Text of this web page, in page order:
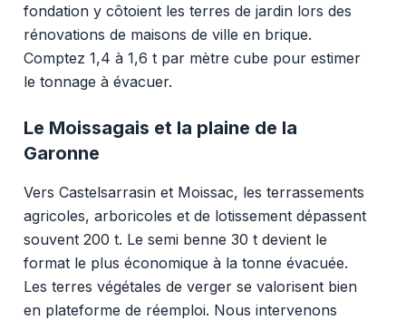
fondation y côtoient les terres de jardin lors des
rénovations de maisons de ville en brique.
Comptez 1,4 à 1,6 t par mètre cube pour estimer
le tonnage à évacuer.
Le Moissagais et la plaine de la
Garonne
Vers Castelsarrasin et Moissac, les terrassements
agricoles, arboricoles et de lotissement dépassent
souvent 200 t. Le semi benne 30 t devient le
format le plus économique à la tonne évacuée.
Les terres végétales de verger se valorisent bien
en plateforme de réemploi. Nous intervenons